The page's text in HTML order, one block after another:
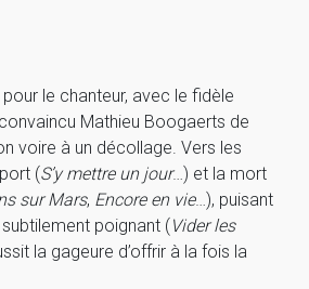
le chanteur, avec le fidèle
Mathieu Boogaerts de
voire à un décollage. Vers les
(S’y mettre un jour…) et la mort
sur Mars, Encore en vie…), puisant
poignant (Vider les
la gageure d’offrir à la fois la